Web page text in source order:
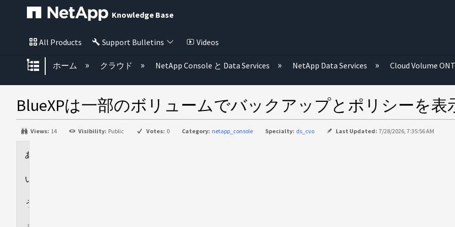
Knowledge Base
All Products Support Bulletins Videos
グローバル階層を展開/折りたたむ
ホーム クラウド NetApp Console と Data Services NetApp Data Services Cloud Volume
BlueXPは一部のボリュームでバックアップとポリシーを表
Views: 14 Visibility: Public Votes: 0 Category: netapp_console Specialty: ds_cvo Last Updated: 7/28/2026, 7:35:56 AM